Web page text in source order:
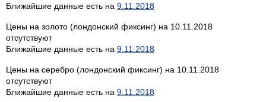
Ближайшие данные есть на 9.11.2018
Цены на золото (лондонский фиксинг) на 10.11.2018
отсутствуют
Ближайшие данные есть на 9.11.2018
Цены на серебро (лондонский фиксинг) на 10.11.2018
отсутствуют
Ближайшие данные есть на 9.11.2018